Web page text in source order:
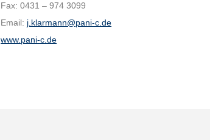
Fax: 0431 – 974 3099
Email: j.klarmann@pani-c.de
www.pani-c.de